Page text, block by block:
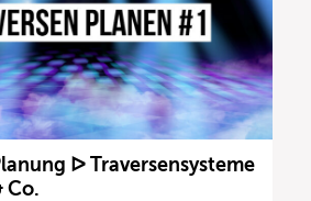
ᐅ Traversensysteme
Co.